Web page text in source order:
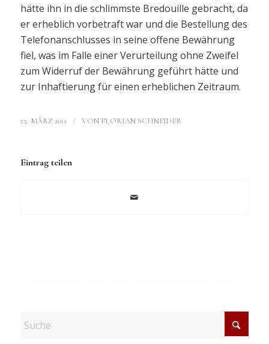
hätte ihn in die schlimmste Bredouille gebracht, da
er erheblich vorbetraft war und die Bestellung des
Telefonanschlusses in seine offene Bewährung
fiel, was im Falle einer Verurteilung ohne Zweifel
zum Widerruf der Bewährung geführt hätte und
zur Inhaftierung für einen erheblichen Zeitraum.
25. MÄRZ 2011 / VON FLORIAN SCHNEIDER
Eintrag teilen